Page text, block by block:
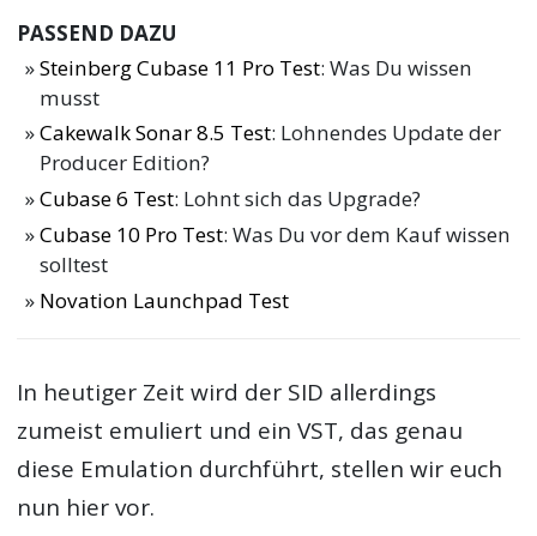
PASSEND DAZU
Steinberg Cubase 11 Pro Test: Was Du wissen
musst
Cakewalk Sonar 8.5 Test: Lohnendes Update der
Producer Edition?
Cubase 6 Test: Lohnt sich das Upgrade?
Cubase 10 Pro Test: Was Du vor dem Kauf wissen
solltest
Novation Launchpad Test
In heutiger Zeit wird der SID allerdings
zumeist emuliert und ein VST, das genau
diese Emulation durchführt, stellen wir euch
nun hier vor.